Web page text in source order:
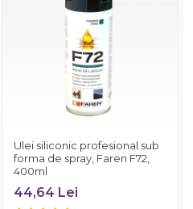
Ulei siliconic profesional sub
forma de spray, Faren F72,
400ml
44,64 Lei